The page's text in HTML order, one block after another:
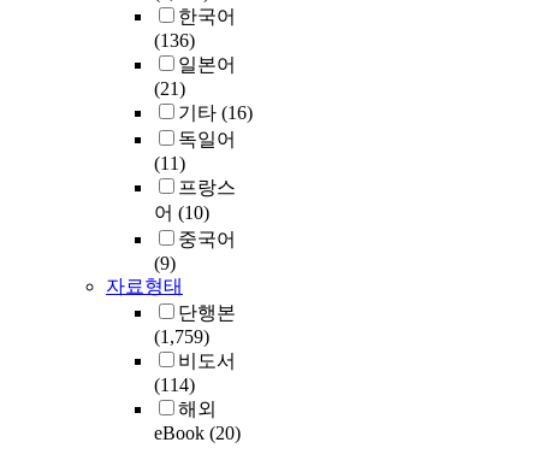
한국어
(136)
일본어
(21)
기타 (16)
독일어
(11)
프랑스
어 (10)
중국어
(9)
자료형태
단행본
(1,759)
비도서
(114)
해외
eBook (20)